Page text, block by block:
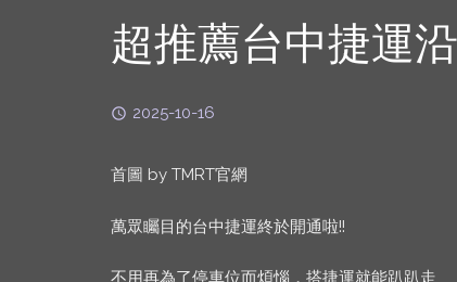
超推薦台中捷運
2025-10-16
首圖 by TMRT官網
萬眾矚目的台中捷運終於開通啦!!
不用再為了停車位而煩惱，搭捷運就能趴趴走